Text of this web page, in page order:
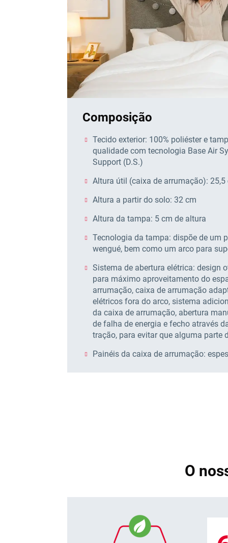
Composição
Tecido exterior: 100% poliéster e
qualidade com tecnologia Base Air
Support (D.S.)
Altura útil (caixa de arrumação): 25,5
Altura a partir do solo: 32 cm
Altura da tampa: 5 cm de altura
Tecnologia da tampa: dispõe de um
wengué, bem como um arco para
Sistema de abertura elétrica: design
para máximo aproveitamento do
arrumação, caixa de arrumação
elétricos fora do arco, sistema
da caixa de arrumação, abertura
de falha de energia e fecho através
tração, para evitar que alguma parte
Painéis da caixa de arrumação:
O